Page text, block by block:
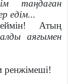
таңдаған
едім...
Атың
аяғымен
ренжімеші!